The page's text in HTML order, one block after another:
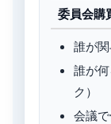
委員会購
誰が
誰が
ク）
会議